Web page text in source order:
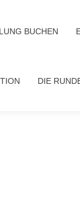
BUCHEN
DIE